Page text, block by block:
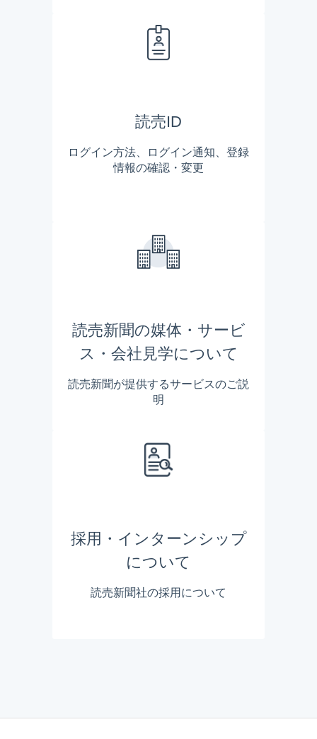
読売ID
ログイン方法、ログイン通知、登録
情報の確認・変更
読売新聞の媒体・サービ
ス・会社見学について
読売新聞が提供するサービスのご説
明
採用・インターンシップ
について
読売新聞社の採用について